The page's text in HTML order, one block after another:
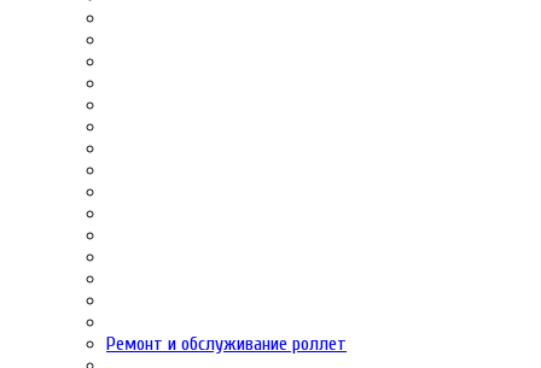
Ремонт и обслуживание роллет